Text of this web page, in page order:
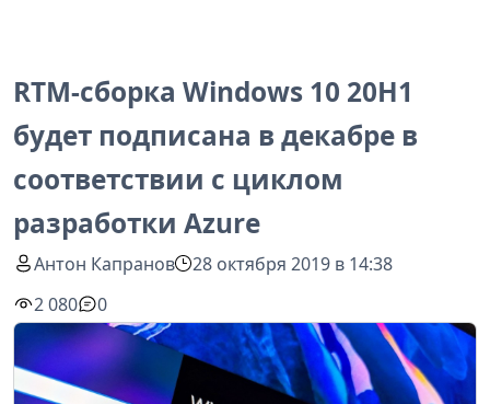
RTM-сборка Windows 10 20H1
будет подписана в декабре в
соответствии с циклом
разработки Azure
Антон Капранов
28 октября 2019 в 14:38
2 080
0